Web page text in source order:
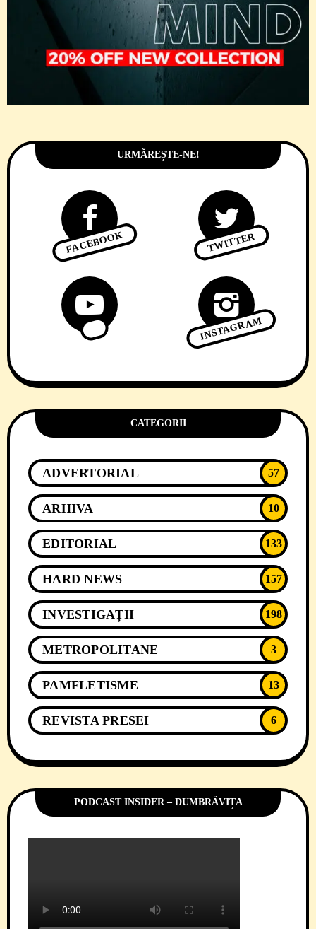
URMĂREȘTE-NE!
FACEBOOK TWITTER
INSTAGRAM
CATEGORII
ADVERTORIAL 57
ARHIVA 10
EDITORIAL 133
HARD NEWS 157
INVESTIGAȚII 198
METROPOLITANE 3
PAMFLETISME 13
REVISTA PRESEI 6
PODCAST INSIDER – DUMBRĂVIȚA